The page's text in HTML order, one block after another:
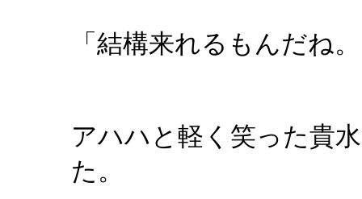
「結構来れるもんだね
アハハと軽く笑った貴
た。